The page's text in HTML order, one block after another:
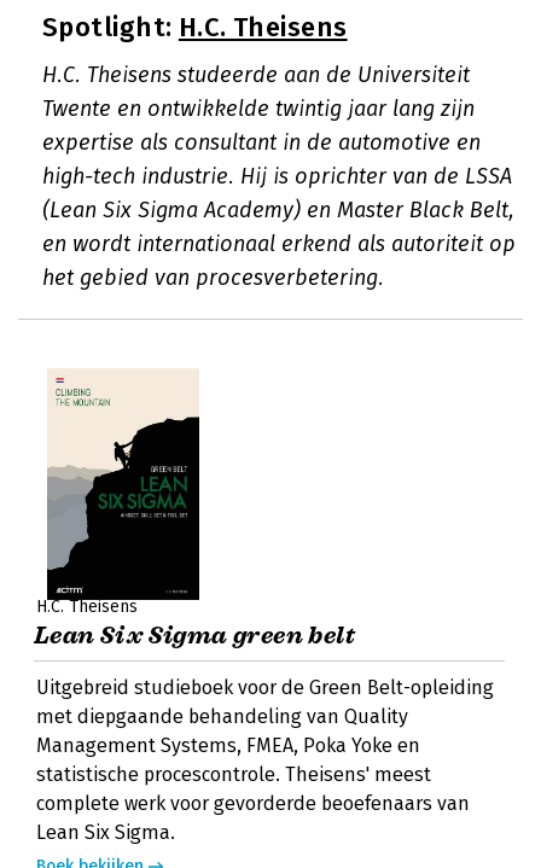
Spotlight: H.C. Theisens
H.C. Theisens studeerde aan de Universiteit
Twente en ontwikkelde twintig jaar lang zijn
expertise als consultant in de automotive en
high-tech industrie. Hij is oprichter van de LSSA
(Lean Six Sigma Academy) en Master Black Belt,
en wordt internationaal erkend als autoriteit op
het gebied van procesverbetering.
H.C. Theisens
Lean Six Sigma green belt
Uitgebreid studieboek voor de Green Belt-opleiding
met diepgaande behandeling van Quality
Management Systems, FMEA, Poka Yoke en
statistische procescontrole. Theisens' meest
complete werk voor gevorderde beoefenaars van
Lean Six Sigma.